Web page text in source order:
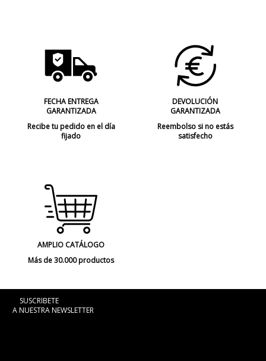
FECHA ENTREGA
GARANTIZADA
Recibe tu pedido en el día
fijado
DEVOLUCIÓN
GARANTIZADA
Reembolso si no estás
satisfecho
AMPLIO CATÁLOGO
Más de 30.000 productos
SUSCRIBETE
A NUESTRA NEWSLETTER